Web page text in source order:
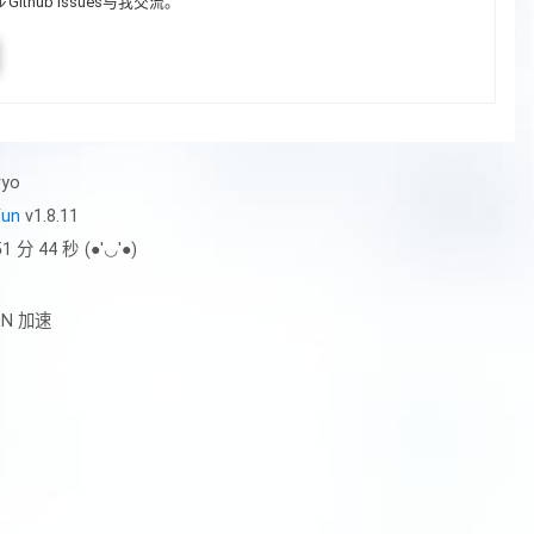
v1.8.11
分 44 秒 (●'◡'●)
加速